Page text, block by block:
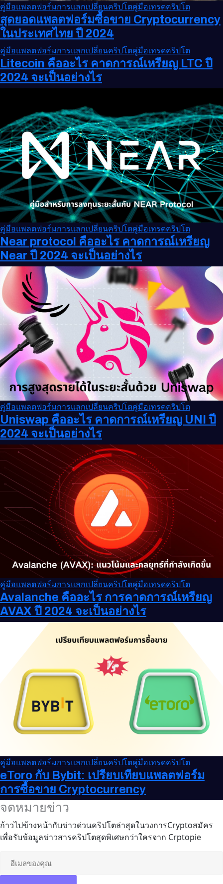
คู่มือแพลตฟอร์มการแลกเปลี่ยนคริปโตคู่มือเทรดคริปโต
สุดยอดแพลตฟอร์มซื้อขาย Cryptocurrency
ในประเทศไทย ปี 2024
คู่มือแพลตฟอร์มการแลกเปลี่ยนคริปโตคู่มือเทรดคริปโต
Litecoin คืออะไร คาดการณ์เหรียญ LTC ปี
2024 จะเป็นอย่างไร
คู่มือแพลตฟอร์มการแลกเปลี่ยนคริปโตคู่มือเทรดคริปโต
Near protocol คืออะไร คาดการณ์เหรียญ
Near ปี 2024 จะเป็นอย่างไร
คู่มือแพลตฟอร์มการแลกเปลี่ยนคริปโตคู่มือเทรดคริปโต
Uniswap คืออะไร คาดการณ์เหรียญ UNI ปี
2024 จะเป็นอย่างไร
คู่มือแพลตฟอร์มการแลกเปลี่ยนคริปโตคู่มือเทรดคริปโต
Avalanche คืออะไร การคาดการณ์เหรียญ
AVAX ปี 2024 จะเป็นอย่างไร
คู่มือแพลตฟอร์มการแลกเปลี่ยนคริปโตคู่มือเทรดคริปโต
eToro กับ Bybit: เปรียบเทียบแพลตฟอร์ม
การซื้อขาย Cryptocurrency
จดหมายข่าว
ก้าวไปข้างหน้ากับข่าวด่วนคริปโตล่าสุดในวงการCryptoสมัคร
เพื่อรับข้อมูลข่าวสารคริปโตสุดพิเศษกว่าใครจาก Crptopie